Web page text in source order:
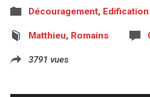
Découragement, Edification
Matthieu, Romains
3791 vues